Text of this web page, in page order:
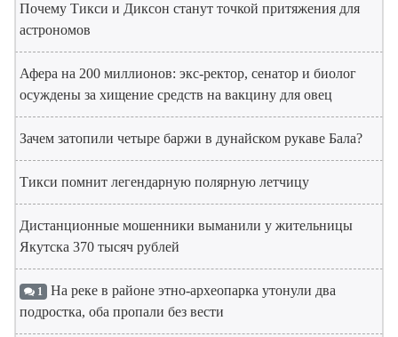
Почему Тикси и Диксон станут точкой притяжения для
астрономов
Афера на 200 миллионов: экс-ректор, сенатор и биолог
осуждены за хищение средств на вакцину для овец
Зачем затопили четыре баржи в дунайском рукаве Бала?
Тикси помнит легендарную полярную летчицу
Дистанционные мошенники выманили у жительницы
Якутска 370 тысяч рублей
1 На реке в районе этно-археопарка утонули два
подростка, оба пропали без вести